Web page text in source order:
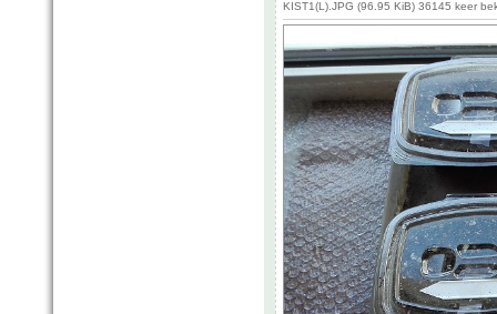
KIST1(L).JPG (96.95 KiB) 36145 keer